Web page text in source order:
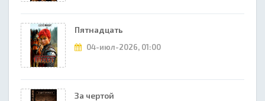
Пятнадцать
04-июл-2026, 01:00
За чертой